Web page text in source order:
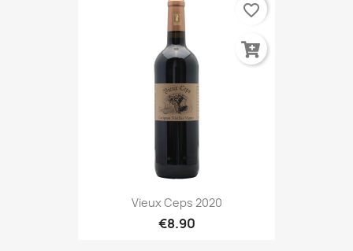
Vieux Ceps 2020
€8.90
favorite_border